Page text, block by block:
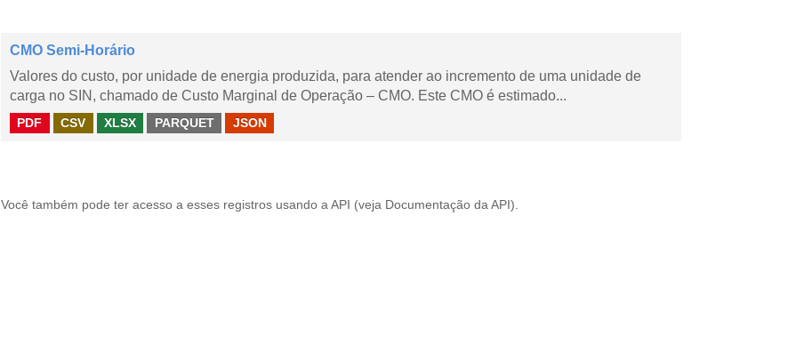
CMO Semi-Horário
Valores do custo, por unidade de energia produzida, para atender ao incremento de uma unidade de
carga no SIN, chamado de Custo Marginal de Operação – CMO. Este CMO é estimado...
PDF CSV XLSX PARQUET JSON
Você também pode ter acesso a esses registros usando a API (veja Documentação da API ).